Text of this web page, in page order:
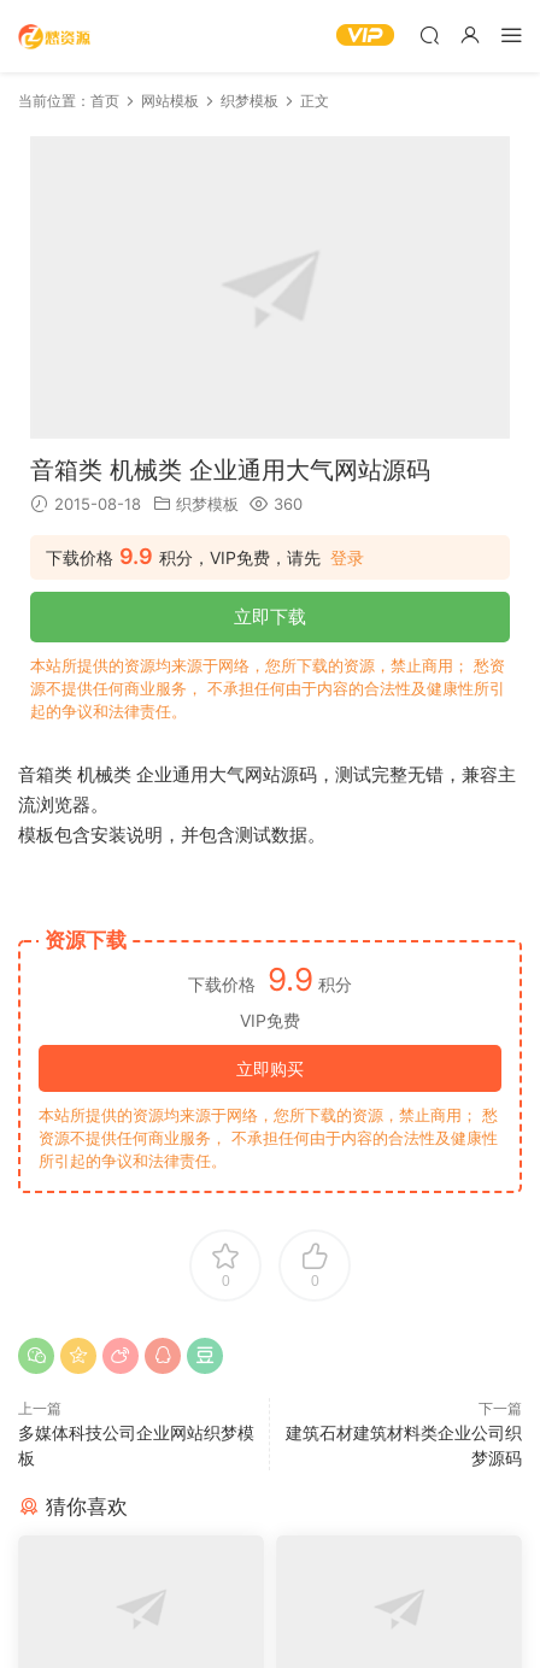
当前位置： 首页 网站模板 织梦模板 正文
音箱类 机械类 企业通用大气网站源码
2015-08-18 织梦模板 360
下载价格 9.9 积分，VIP免费，请先 登录
立即下载
本站所提供的资源均来源于网络，您所下载的资源，禁止商用； 愁资
源不提供任何商业服务， 不承担任何由于内容的合法性及健康性所引
起的争议和法律责任。
音箱类 机械类 企业通用大气网站源码，测试完整无错，兼容主
流浏览器。
模板包含安装说明，并包含测试数据。
资源下载
下载价格 9.9 积分
VIP免费
立即购买
本站所提供的资源均来源于网络，您所下载的资源，禁止商用； 愁
资源不提供任何商业服务， 不承担任何由于内容的合法性及健康性
所引起的争议和法律责任。
0 0
上一篇
多媒体科技公司企业网站织梦模
板
下一篇
建筑石材建筑材料类企业公司织
梦源码
猜你喜欢